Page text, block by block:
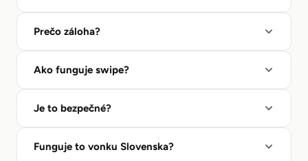
Prečo záloha?
Ako funguje swipe?
Je to bezpečné?
Funguje to vonku Slovenska?